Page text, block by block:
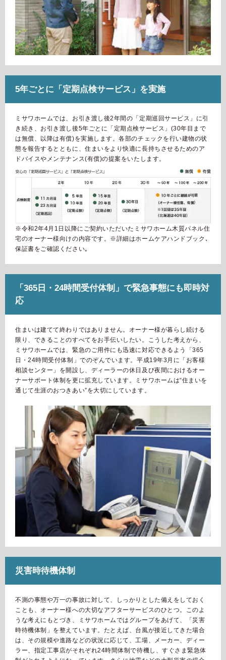
これから住まいをご検討の方
多彩な動画やこだわりが詰まった建築実例、注目の最新情報など、
住まいづくりを楽しく学べるデジタルラウンジです。
ミサワゼネラルソリューション
ミサワオーナーズクラブ
中途採用
障がい者採用
ウエルネス事業
海外事業
ミサワアイデンティティ
5年ごとに「定期点検サービス」を実施
ミサワホームでは、お引き渡し後2年間の「定期巡回サービス」に引
き続き、お引き渡し後5年ごとに「定期点検サービス」(30年目まで
は無償、以降は有償)を実施します。各部のチェックを行い建物の状
態を報告するとともに、住まいをより快適に長持ちさせるためのア
ドバイスやメンテナンス(有償)の提案をいたします。
※令和2年4月1日以降にご契約いただいたミサワホーム木質パネル住
宅のオーナー様向けの内容です。 ※詳細はホームケアハンドブック､
保証書をご確認ください｡
「365日・24時間受付体制」で緊急事態にも即時対
応
住まいは建てて終わりではありません。オーナー様が暮らし続ける
限り、できることのすべてをお手伝いしたい。こうした考えから、
ミサワホームでは、緊急のご用件にも迅速に対応できるよう「365
日・24時間受付体制」でのぞんでいます。平成19年3月に「お客様
相談センター」を開設し、ディーラーの休日及び夜間におけるオー
ナーサポート体制を更に拡充しています。ミサワホームは“住まいを
通じて生涯のおつきあい”を大切にしています。
災害時待機体制
不測の事態や万一の事故に対して、しっかりとした備えをしておく
ことも、オーナー様への大切なアフターサービスのひとつ。このよ
うな考えにもとづき、ミサワホームではグループをあげて、「災害
時待機体制」を整えています。たとえば、台風が接近してきた場合
は、その規模や進路などの状況に応じて、工場、メーカー、ディー
ラー、指定工事店がそれぞれ24時間体制で待機し、すぐさま緊急体